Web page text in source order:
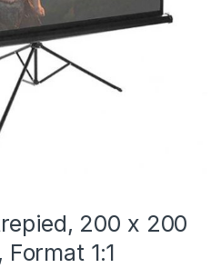
200 x 200
1:1